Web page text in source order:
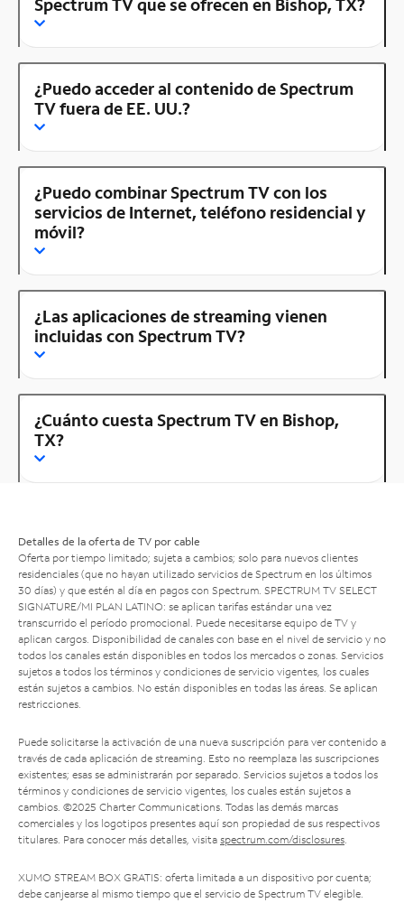
Spectrum TV que se ofrecen en Bishop, TX?
¿Puedo acceder al contenido de Spectrum
TV fuera de EE. UU.?
¿Puedo combinar Spectrum TV con los
servicios de Internet, teléfono residencial y
móvil?
¿Las aplicaciones de streaming vienen
incluidas con Spectrum TV?
¿Cuánto cuesta Spectrum TV en Bishop,
TX?
Detalles de la oferta de TV por cable
Oferta por tiempo limitado; sujeta a cambios; solo para nuevos clientes
residenciales (que no hayan utilizado servicios de Spectrum en los últimos
30 días) y que estén al día en pagos con Spectrum. SPECTRUM TV SELECT
SIGNATURE/MI PLAN LATINO: se aplican tarifas estándar una vez
transcurrido el período promocional. Puede necesitarse equipo de TV y
aplican cargos. Disponibilidad de canales con base en el nivel de servicio y no
todos los canales están disponibles en todos los mercados o zonas. Servicios
sujetos a todos los términos y condiciones de servicio vigentes, los cuales
están sujetos a cambios. No están disponibles en todas las áreas. Se aplican
restricciones.
Puede solicitarse la activación de una nueva suscripción para ver contenido a
través de cada aplicación de streaming. Esto no reemplaza las suscripciones
existentes; esas se administrarán por separado. Servicios sujetos a todos los
términos y condiciones de servicio vigentes, los cuales están sujetos a
cambios. ©2025 Charter Communications. Todas las demás marcas
comerciales y los logotipos presentes aquí son propiedad de sus respectivos
titulares. Para conocer más detalles, visita spectrum.com/disclosures.
XUMO STREAM BOX GRATIS: oferta limitada a un dispositivo por cuenta;
debe canjearse al mismo tiempo que el servicio de Spectrum TV elegible.